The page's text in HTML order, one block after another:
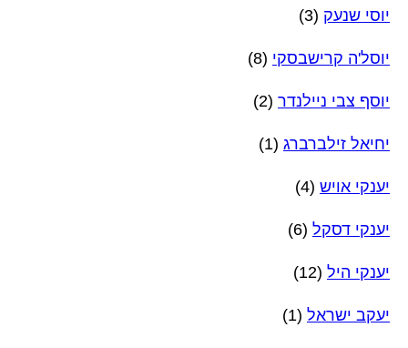
יוסי שנעק (3)
יוסל'ה קרישבסקי (8)
יוסף צבי ניילנדר (2)
יחיאל זילברברג (1)
יענקי אויש (4)
יענקי דסקל (6)
יענקי היל (12)
יעקב ישראל (1)